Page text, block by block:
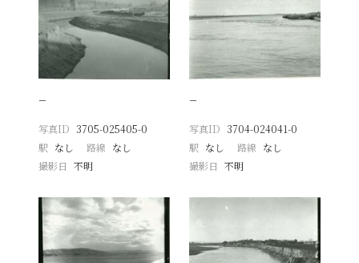
−
写真ID 3705-025405-0
駅 なし 路線 なし
撮影日
不明
−
写真ID 3704-024041-0
駅 なし 路線 なし
撮影日 不明